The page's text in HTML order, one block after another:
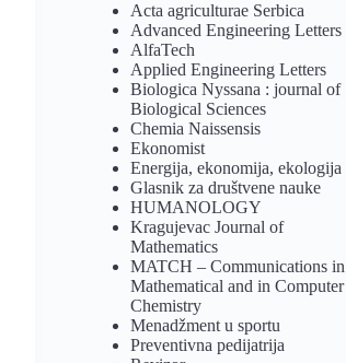
Acta agriculturae Serbica
Advanced Engineering Letters
AlfaTech
Applied Engineering Letters
Biologica Nyssana : journal of
Biological Sciences
Chemia Naissensis
Ekonomist
Energija, ekonomija, ekologija
Glasnik za društvene nauke
HUMANOLOGY
Kragujevac Journal of
Mathematics
MATCH – Communications in
Mathematical and in Computer
Chemistry
Menadžment u sportu
Preventivna pedijatrija